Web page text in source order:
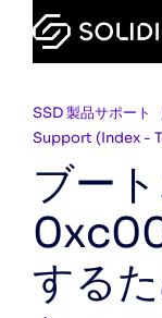
SSD 製品サポート
Support (Index -
ブー
する